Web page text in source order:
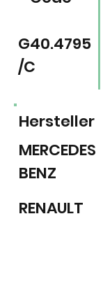
G40.4795
/C
Hersteller
MERCEDES
BENZ
RENAULT